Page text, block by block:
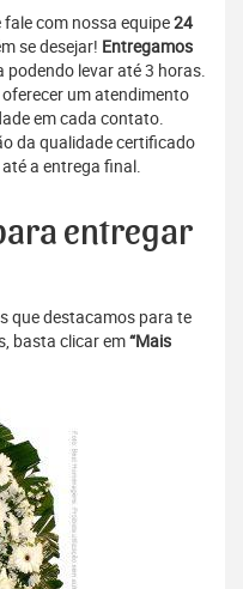
fale com nossa equipe24
se desejar! Entregamos
podendo levar até 3 horas.
um atendimento
em cada contato.
da qualidade certificado
a entrega final.
entregar
que destacamos para te
basta clicar em“Mais